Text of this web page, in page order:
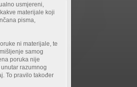
usmjereni,
materijale koji
pisma,
ni materijale, te
samog
poruka nije
razumnog
To pravilo također